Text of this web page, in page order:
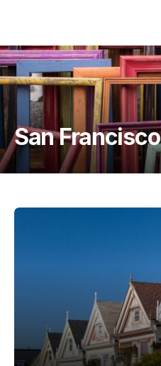
San Francisco